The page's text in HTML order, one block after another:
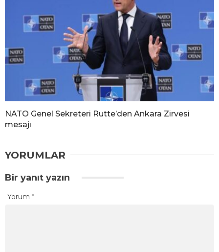
NATO Genel Sekreteri Rutte’den Ankara Zirvesi
mesajı
YORUMLAR
Bir yanıt yazın
Yorum *